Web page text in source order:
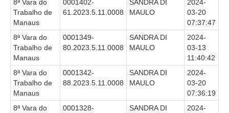
8ª Vara do
Trabalho de
Manaus
0001402-
61.2023.5.11.0008
SANDRA DI
MAULO
2024-
03-20
07:37:47
8ª Vara do
Trabalho de
Manaus
0001349-
80.2023.5.11.0008
SANDRA DI
MAULO
2024-
03-13
11:40:42
8ª Vara do
Trabalho de
Manaus
0001342-
88.2023.5.11.0008
SANDRA DI
MAULO
2024-
03-20
07:36:19
8ª Vara do
0001328-
SANDRA DI
2024-